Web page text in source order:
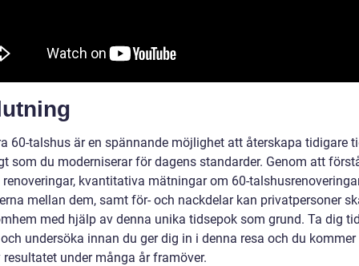
60-talshus är en spännande möjlighet att återskapa tidigare
som du moderniserar för dagens standarder. Genom att
renoveringar, kvantitativa mätningar om 60-
mellan dem, samt för- och nackdelar kan privatpersoner
med hjälp av denna unika tidsepok som grund. Ta dig
undersöka innan du ger dig in i denna resa och du
under många år framöver.